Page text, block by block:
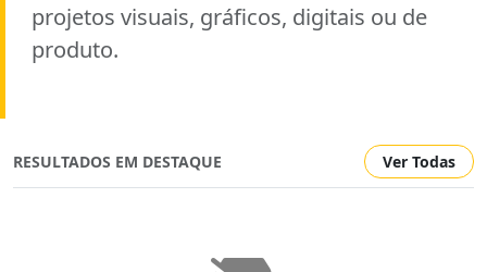
projetos visuais, gráficos, digitais ou de
produto.
RESULTADOS EM DESTAQUE Ver Todas